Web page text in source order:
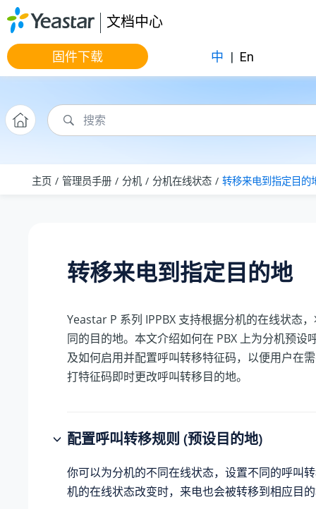
跳转到主要内容
文档中心
固件下载 中 | En
主页 管理员手册 分机 分机在线状态 转移来电到指定目的
转移来电到指定目的地
Yeastar P 系列 IPPBX 支持根据分机的在线状态
同的目的地。本文介绍如何在 PBX 上为分机预设
及如何启用并配置呼叫转移特征码，以便用户在
打特征码即时更改呼叫转移目的地。
配置呼叫转移规则 (预设目的地)
你可以为分机的不同在线状态，设置不同的呼叫
机的在线状态改变时，来电也会被转移到相应目